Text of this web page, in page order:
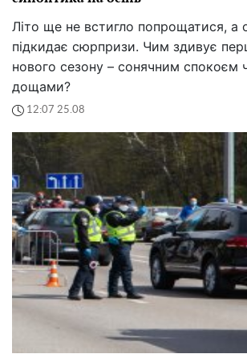
Літо ще не встигло попрощатися, а
підкидає сюрпризи. Чим здивує
нового сезону – сонячним спокоєм
дощами?
12:07 25.08